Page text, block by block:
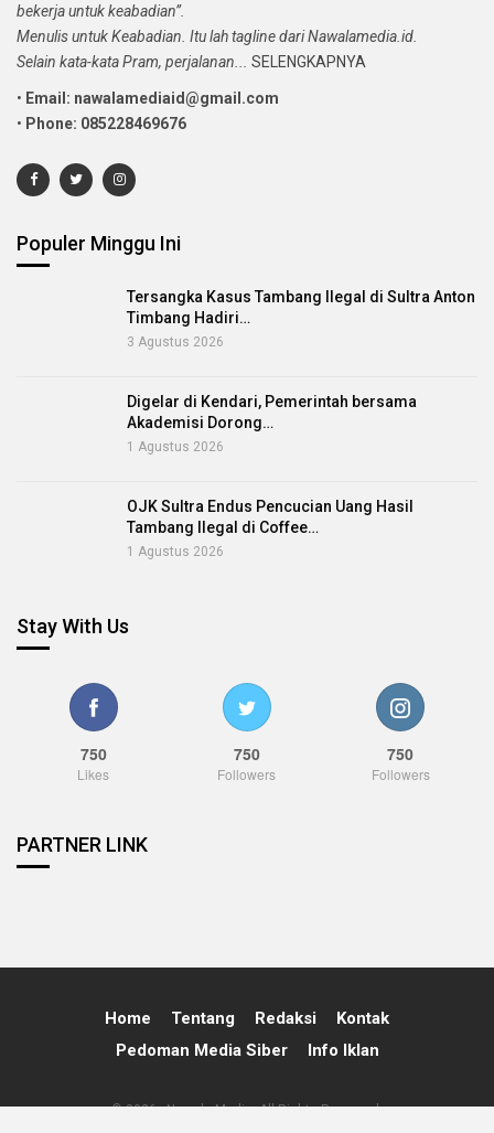
bekerja untuk keabadian”.
Menulis untuk Keabadian. Itu lah tagline dari Nawalamedia.id.
Selain kata-kata Pram, perjalanan...
SELENGKAPNYA
• Email: nawalamediaid@gmail.com
• Phone: 085228469676
Populer Minggu Ini
Tersangka Kasus Tambang Ilegal di Sultra Anton
Timbang Hadiri…
3 Agustus 2026
Digelar di Kendari, Pemerintah bersama
Akademisi Dorong…
1 Agustus 2026
OJK Sultra Endus Pencucian Uang Hasil
Tambang Ilegal di Coffee…
1 Agustus 2026
Stay With Us
750
Likes
750
Followers
750
Followers
PARTNER LINK
Home Tentang Redaksi
Kontak
Pedoman Media Siber
Info Iklan
© 2026 - Nawala Media. All Rights Reserved.